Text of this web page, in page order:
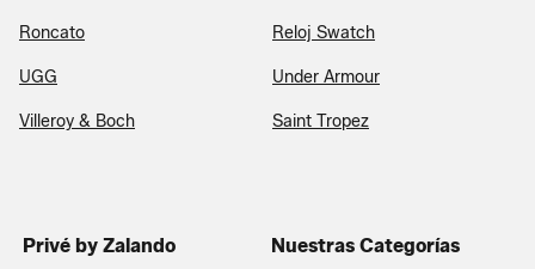
Roncato Reloj Swatch
UGG Under Armour
Villeroy & Boch Saint Tropez
Privé by Zalando Nuestras Categorías